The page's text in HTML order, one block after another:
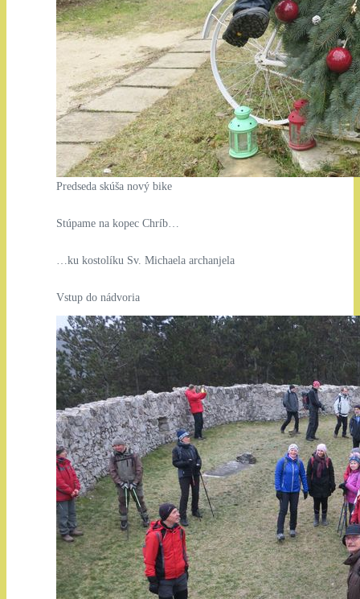
Predseda skúša nový bike
Stúpame na kopec Chríb…
…ku kostolíku Sv. Michaela archanjela
Vstup do nádvoria